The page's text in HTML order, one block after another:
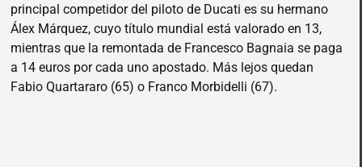
principal competidor del piloto de Ducati es su hermano
Álex Márquez, cuyo título mundial está valorado en 13,
mientras que la remontada de Francesco Bagnaia se paga
a 14 euros por cada uno apostado. Más lejos quedan
Fabio Quartararo (65) o Franco Morbidelli (67).